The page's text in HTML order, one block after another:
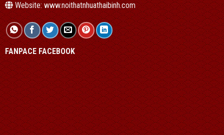
Website: www.noithatnhuathaibinh.com
FANPACE FACEBOOK